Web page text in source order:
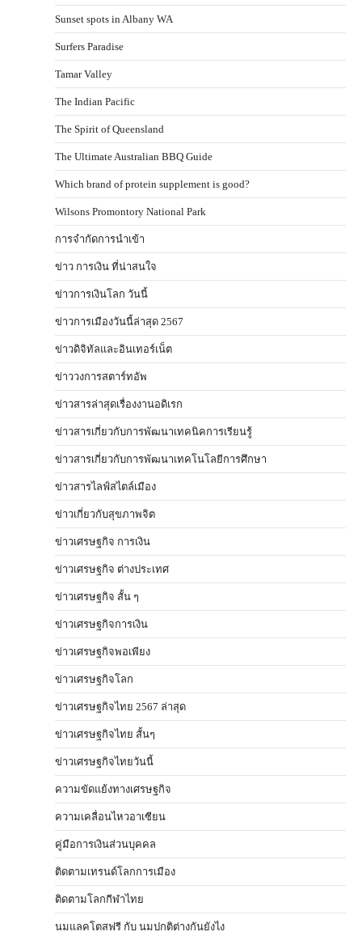
Sunset spots in Albany WA
Surfers Paradise
Tamar Valley
The Indian Pacific
The Spirit of Queensland
The Ultimate Australian BBQ Guide
Which brand of protein supplement is good?
Wilsons Promontory National Park
การจำกัดการนำเข้า
ข่าว การเงิน ที่น่าสนใจ
ข่าวการเงินโลก วันนี้
ข่าวการเมืองวันนี้ล่าสุด 2567
ข่าวดิจิทัลและอินเทอร์เน็ต
ข่าววงการสตาร์ทอัพ
ข่าวสารล่าสุดเรื่องงานอดิเรก
ข่าวสารเกี่ยวกับการพัฒนาเทคนิคการเรียนรู้
ข่าวสารเกี่ยวกับการพัฒนาเทคโนโลยีการศึกษา
ข่าวสารไลฟ์สไตล์เมือง
ข่าวเกี่ยวกับสุขภาพจิต
ข่าวเศรษฐกิจ การเงิน
ข่าวเศรษฐกิจ ต่างประเทศ
ข่าวเศรษฐกิจ สั้น ๆ
ข่าวเศรษฐกิจการเงิน
ข่าวเศรษฐกิจพอเพียง
ข่าวเศรษฐกิจโลก
ข่าวเศรษฐกิจไทย 2567 ล่าสุด
ข่าวเศรษฐกิจไทย สั้นๆ
ข่าวเศรษฐกิจไทยวันนี้
ความขัดแย้งทางเศรษฐกิจ
ความเคลื่อนไหวอาเซียน
คู่มือการเงินส่วนบุคคล
ติดตามเทรนด์โลกการเมือง
ติดตามโลกกีฬาไทย
นมแลคโตสฟรี กับ นมปกติต่างกันยังไง